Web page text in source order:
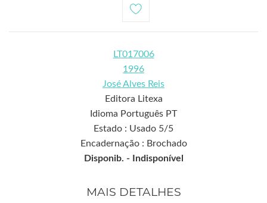
LT017006
1996
José Alves Reis
Editora Litexa
Idioma Português PT
Estado : Usado 5/5
Encadernação : Brochado
Disponib. -
Indisponível
MAIS DETALHES